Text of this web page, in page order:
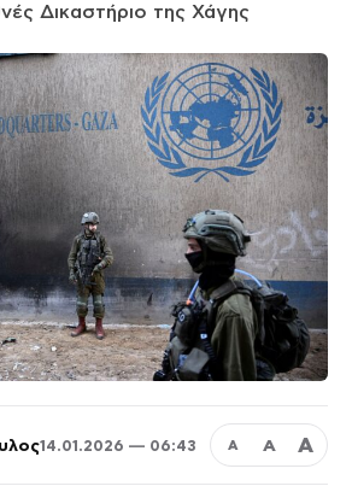
Δικαστήριο της Χάγης
14.01.2026 — 06:43 Α Α Α